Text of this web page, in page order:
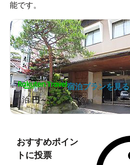
能です。
1泊円～
宿泊プランを見る
おすすめポイン
トに投票